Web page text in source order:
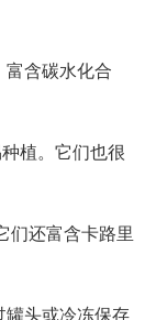
含碳水化合
植。它们也很
们还富含卡路里
头或冷冻保存